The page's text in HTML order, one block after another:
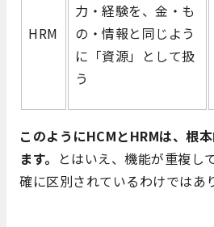
HRM
力・経験を、金・も
の・情報と同じよう
に「資源」として扱
う
このようにHCMとHRMは、根
ます。 とはいえ、機能が重複し
確に区別されているわけではあ